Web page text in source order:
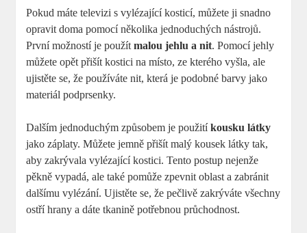
Pokud máte televizi s vylézající kosticí, můžete ji snadno
opravit doma pomocí několika jednoduchých nástrojů.
První možností je použítmalou jehlu a nit. Pomocí jehly
můžete opět přišít kostici na místo, ze kterého vyšla, ale
ujistěte se, že používáte nit, která je podobné barvy jako
materiál podprsenky.
Dalším jednoduchým způsobem je použitíkousku látky
jako záplaty. Můžete jemně přišít malý kousek látky tak,
aby zakrývala vylézající kostici. Tento postup nejenže
pěkně vypadá, ale také pomůže zpevnit oblast a zabránit
dalšímu vylézání. Ujistěte se, že pečlivě zakrýváte všechny
ostří hrany a dáte tkanině potřebnou průchodnost.